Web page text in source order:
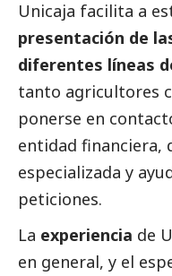
Unicaja facilita a
presentación de
diferentes líneas
tanto agricultores
ponerse en
entidad financiera,
especializada y
peticiones.
La experiencia de
en general, y el